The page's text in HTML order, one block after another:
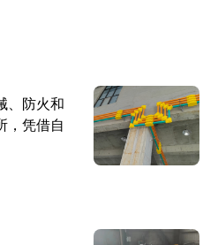
、防火和
，凭借自